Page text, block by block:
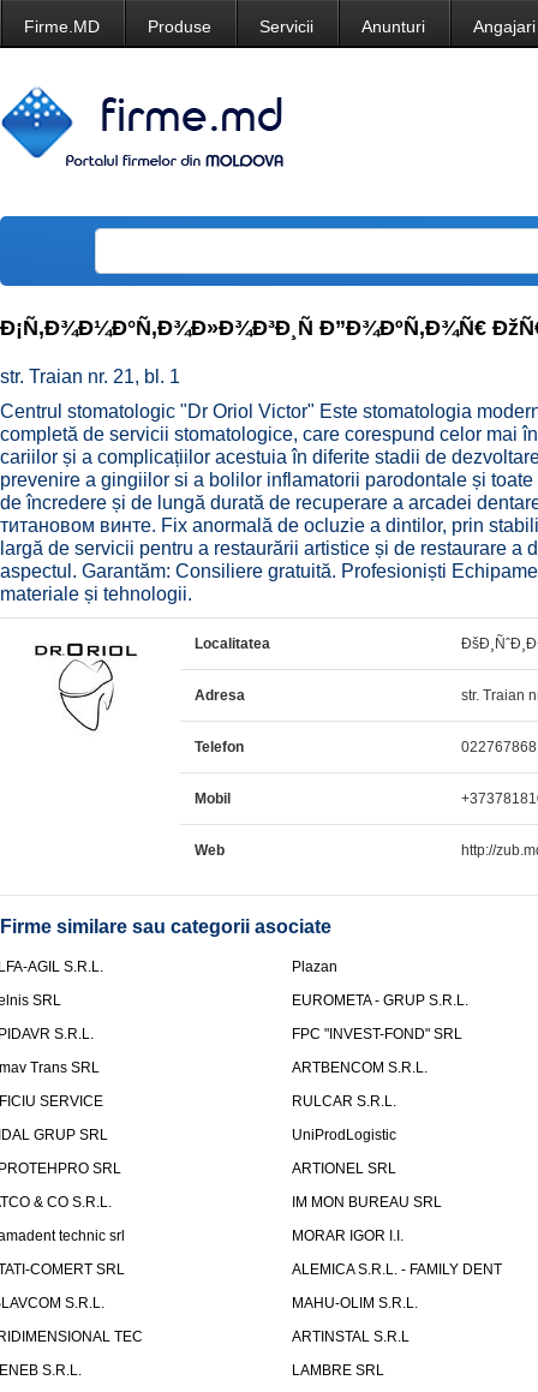
Firme.MD Produse Servicii Anunturi Angajari
Ð¡Ñ‚Ð¾Ð¼Ð°Ñ‚Ð¾Ð»Ð¾Ð³Ð¸Ñ Ð”Ð¾ÐºÑ‚Ð¾Ñ€
str. Traian nr. 21, bl. 1
Centrul stomatologic "Dr Oriol Victor" Este stomatologia
completă de servicii stomatologice, care corespund celor mai
cariilor și a complicațiilor acestuia în diferite stadii de
prevenire a gingiilor si a bolilor inflamatorii parodontale și
de încredere și de lungă durată de recuperare a arcadei
титановом винте. Fix anormală de ocluzie a dintilor, prin
largă de servicii pentru a restaurării artistice și de restaurare a
aspectul. Garantăm: Consiliere gratuită. Profesioniști
materiale și tehnologii.
Localitatea
Adresa str. Traian
Telefon 022767868
Mobil
Web http://
Firme similare sau categorii asociate
AGIL S.R.L.
Plazan
SRL
EUROMETA - GRUP S.R.L.
S.R.L.
FPC "INVEST-FOND" SRL
Trans SRL
ARTBENCOM S.R.L.
SERVICE
RULCAR S.R.L.
GRUP SRL
UniProdLogistic
SRL
ARTIONEL SRL
& CO S.R.L.
IM MON BUREAU SRL
technic srl
MORAR IGOR I.I.
COMERT SRL
ALEMICA S.R.L. - FAMILY DENT
S.R.L.
MAHU-OLIM S.R.L.
TEC
ARTINSTAL S.R.L
S.R.L.
LAMBRE SRL